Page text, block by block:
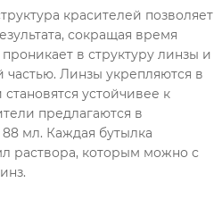
красителей позволяет
сокращая время
в структуру линзы и
частью. Линзы укрепляются в
устойчивее к
предлагаются в
мл. Каждая бутылка
раствора, которым можно с